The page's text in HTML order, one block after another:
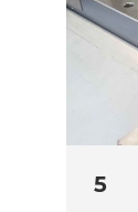
5